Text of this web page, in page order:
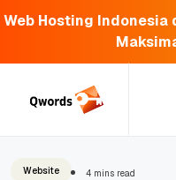
Web Hosting Indonesia
Website 4 mins read